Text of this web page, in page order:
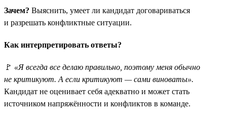
Зачем? Выяснить, умеет ли кандидат договариваться
и разрешать конфликтные ситуации.
Как интерпретировать ответы?
🚩 «Я всегда все делаю правильно, поэтому меня обычно
не критикуют. А если критикуют — сами виноваты».
Кандидат не оценивает себя адекватно и может стать
источником напряжённости и конфликтов в команде.